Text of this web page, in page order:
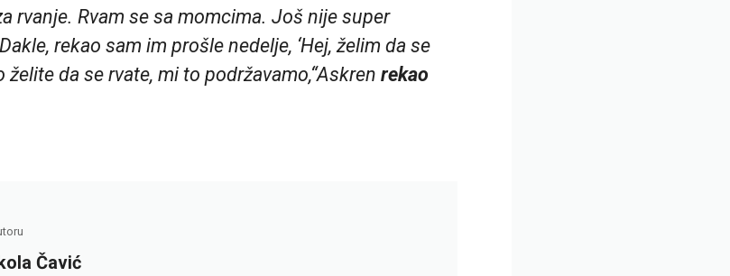
rvanje. Rvam se sa momcima. Još nije super
rekao sam im prošle nedelje, ‘Hej, želim da se
želite da se rvate, mi to podržavamo,“Askren rekao
Čavić